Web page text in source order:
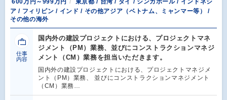
600万円～999万円
東京都 / 台湾 / タイ / シンガポール / インドネシ
ア / フィリピン / インド / その他アジア（ベトナム、ミャンマー等） /
その他の海外
仕事
内容
国内外の建設プロジェクトにおける、プロジェクトマネ
ジメント（PM）業務、並びにコンストラクションマネジ
メント（CM）業務を担当いただきます。
国内外の建設プロジェクトにおける、プロジェクトマネジメ
ント（PM）業務、 並びにコンストラクションマネジメント
（CM）業務…